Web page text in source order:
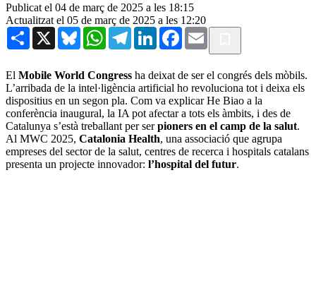
Publicat el 04 de març de 2025 a les 18:15
Actualitzat el 05 de març de 2025 a les 12:20
Share X BlueskyWhatsAppTelegramLinkedInFacebook
Email
El Mobile World Congress ha deixat de ser el congrés dels mòbils.
L’arribada de la intel·ligència artificial ho revoluciona tot i deixa els
dispositius en un segon pla. Com va explicar He Biao a la
conferència inaugural, la IA pot afectar a tots els àmbits, i des de
Catalunya s’està treballant per serpioners en el camp de la salut.
Al MWC 2025, Catalonia Health, una associació que agrupa
empreses del sector de la salut, centres de recerca i hospitals catalans
presenta un projecte innovador: l’hospital del futur.